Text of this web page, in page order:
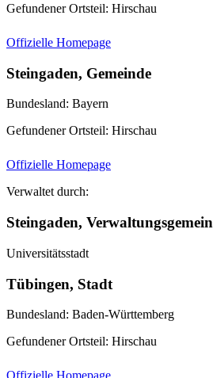
Gefundener Ortsteil: Hirschau
Offizielle Homepage
Steingaden, Gemeinde
Bundesland: Bayern
Gefundener Ortsteil: Hirschau
Offizielle Homepage
Verwaltet durch:
Steingaden,
Universitätsstadt
Tübingen, Stadt
Bundesland: Baden-Württemberg
Gefundener Ortsteil: Hirschau